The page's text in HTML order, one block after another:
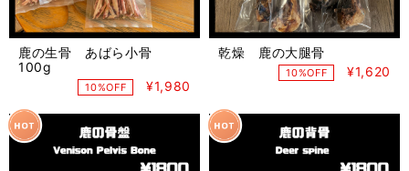
鹿の生骨 あばら小骨
100g
10%OFF ¥1,980
乾燥 鹿の大腿骨
10%OFF ¥1,620